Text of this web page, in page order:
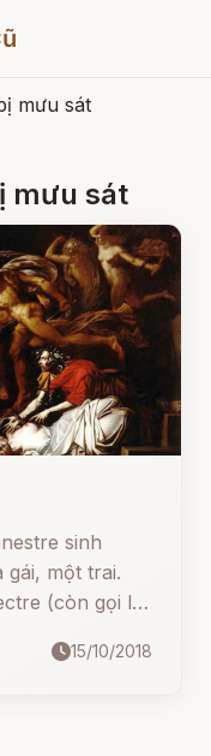
mưu sát
mưu sát
sinh
một trai.
(còn gọi là
15/10/2018